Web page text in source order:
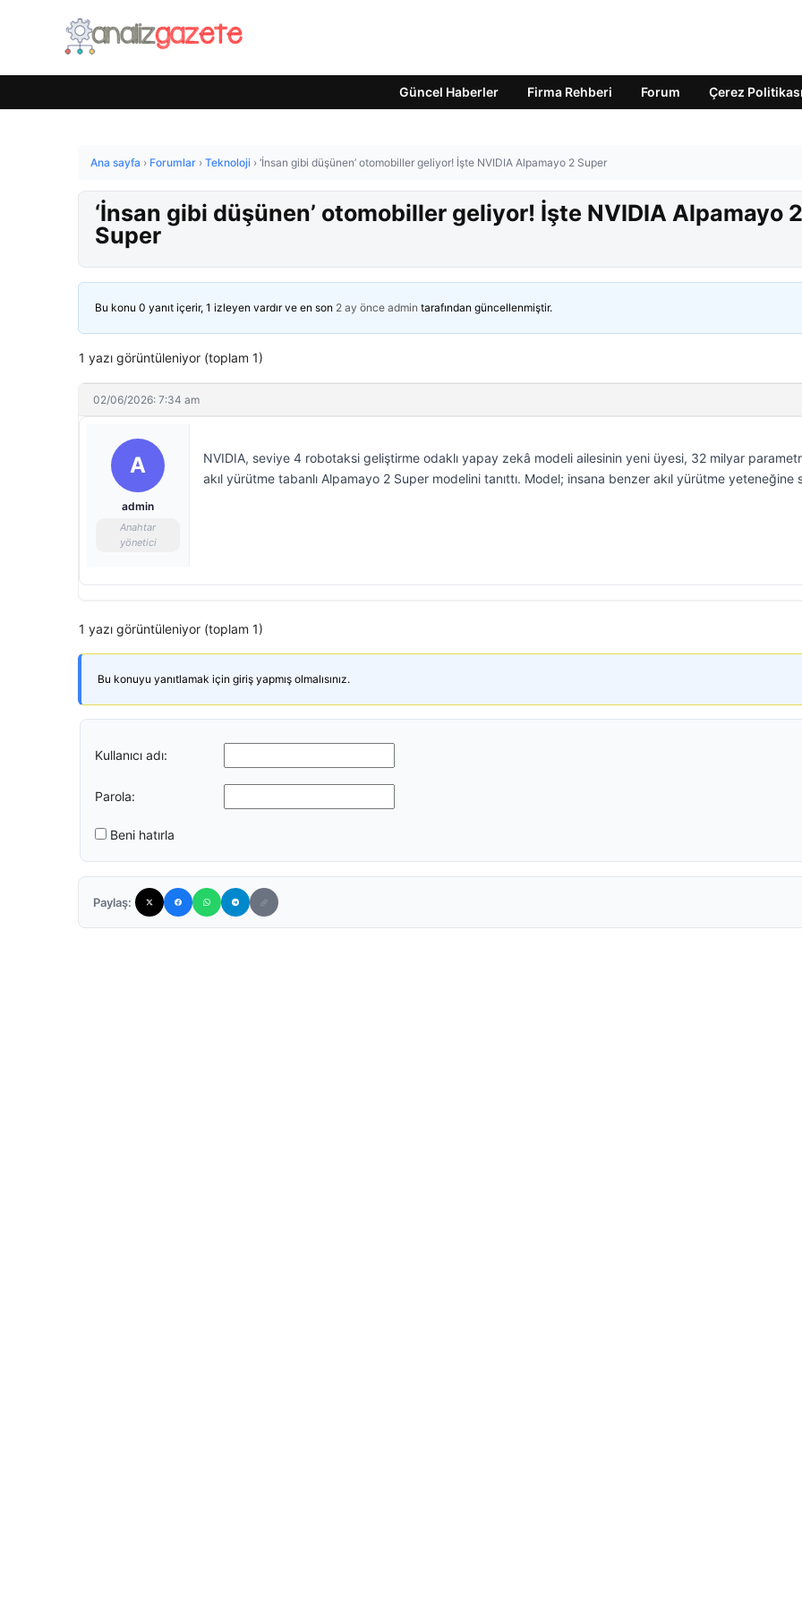
Güncel Haberler Firma Rehberi Forum Çerez Politikası
Ana sayfa › Forumlar › Teknoloji › ‘İnsan gibi düşünen’ otomobiller geliyor! İşte NVIDIA Alpamayo 2 Super
‘İnsan gibi düşünen’ otomobiller geliyor! İşte NVIDIA Alpamayo 2
Super
Bu konu 0 yanıt içerir, 1 izleyen vardır ve en son 2 ay önce admin tarafından güncellenmiştir.
1 yazı görüntüleniyor (toplam 1)
02/06/2026: 7:34 am
A
admin
Anahtar
yönetici
NVIDIA, seviye 4 robotaksi geliştirme odaklı yapay zekâ modeli ailesinin yeni üyesi, 32 milyar
akıl yürütme tabanlı Alpamayo 2 Super modelini tanıttı. Model; insana benzer akıl yürütme yeteneğine
1 yazı görüntüleniyor (toplam 1)
Bu konuyu yanıtlamak için giriş yapmış olmalısınız.
Kullanıcı adı:
Parola:
Beni hatırla
Paylaş: